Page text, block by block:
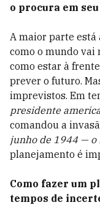
o procura em
A maior parte está
como o mundo vai
como estar à
prever o futuro.
imprevistos. Em
presidente
comandou a
junho de 1944 — o
planejamento é
Como fazer um
tempos de